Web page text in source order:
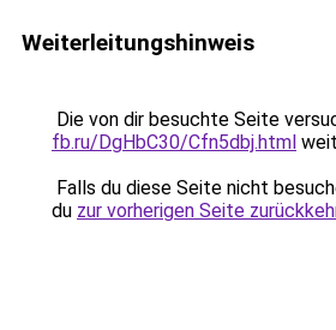
Weiterleitungshinweis
Die von dir besuchte Seite
fb.ru/DgHbC30/Cfn5dbj.html
Falls du diese Seite nicht
du zur vorherigen Seite